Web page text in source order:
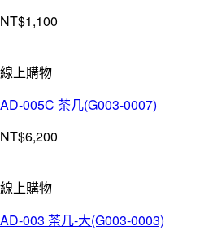
NT$1,100
線上購物
AD-005C 茶几(G003-0007)
NT$6,200
線上購物
AD-003 茶几-大(G003-0003)